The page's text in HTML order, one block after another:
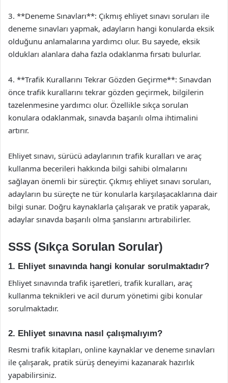
3. **Deneme Sınavları**: Çıkmış ehliyet sınavı soruları ile
deneme sınavları yapmak, adayların hangi konularda eksik
olduğunu anlamalarına yardımcı olur. Bu sayede, eksik
oldukları alanlara daha fazla odaklanma fırsatı bulurlar.
4. **Trafik Kurallarını Tekrar Gözden Geçirme**: Sınavdan
önce trafik kurallarını tekrar gözden geçirmek, bilgilerin
tazelenmesine yardımcı olur. Özellikle sıkça sorulan
konulara odaklanmak, sınavda başarılı olma ihtimalini
artırır.
Ehliyet sınavı, sürücü adaylarının trafik kuralları ve araç
kullanma becerileri hakkında bilgi sahibi olmalarını
sağlayan önemli bir süreçtir. Çıkmış ehliyet sınavı soruları,
adayların bu süreçte ne tür konularla karşılaşacaklarına dair
bilgi sunar. Doğru kaynaklarla çalışarak ve pratik yaparak,
adaylar sınavda başarılı olma şanslarını artırabilirler.
SSS (Sıkça Sorulan Sorular)
1. Ehliyet sınavında hangi konular sorulmaktadır?
Ehliyet sınavında trafik işaretleri, trafik kuralları, araç
kullanma teknikleri ve acil durum yönetimi gibi konular
sorulmaktadır.
2. Ehliyet sınavına nasıl çalışmalıyım?
Resmi trafik kitapları, online kaynaklar ve deneme sınavları
ile çalışarak, pratik sürüş deneyimi kazanarak hazırlık
yapabilirsiniz.